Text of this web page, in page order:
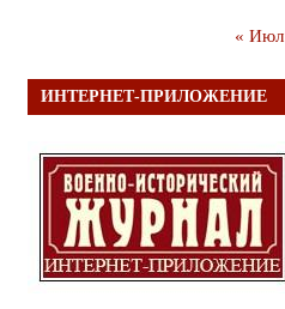
« Июл
ИНТЕРНЕТ-ПРИЛОЖЕНИЕ